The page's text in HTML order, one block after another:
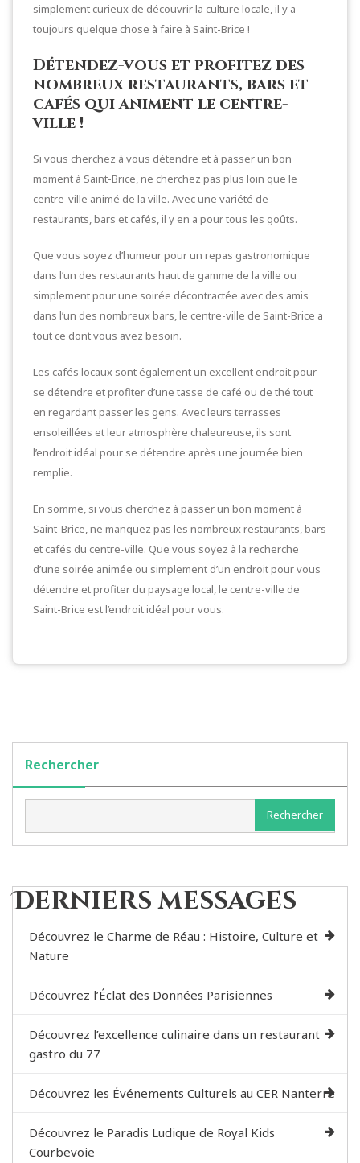
simplement curieux de découvrir la culture locale, il y a
toujours quelque chose à faire à Saint-Brice !
Détendez-vous et profitez des
nombreux restaurants, bars et
cafés qui animent le centre-
ville !
Si vous cherchez à vous détendre et à passer un bon
moment à Saint-Brice, ne cherchez pas plus loin que le
centre-ville animé de la ville. Avec une variété de
restaurants, bars et cafés, il y en a pour tous les goûts.
Que vous soyez d’humeur pour un repas gastronomique
dans l’un des restaurants haut de gamme de la ville ou
simplement pour une soirée décontractée avec des amis
dans l’un des nombreux bars, le centre-ville de Saint-Brice a
tout ce dont vous avez besoin.
Les cafés locaux sont également un excellent endroit pour
se détendre et profiter d’une tasse de café ou de thé tout
en regardant passer les gens. Avec leurs terrasses
ensoleillées et leur atmosphère chaleureuse, ils sont
l’endroit idéal pour se détendre après une journée bien
remplie.
En somme, si vous cherchez à passer un bon moment à
Saint-Brice, ne manquez pas les nombreux restaurants, bars
et cafés du centre-ville. Que vous soyez à la recherche
d’une soirée animée ou simplement d’un endroit pour vous
détendre et profiter du paysage local, le centre-ville de
Saint-Brice est l’endroit idéal pour vous.
Rechercher
Rechercher
Derniers messages
Découvrez le Charme de Réau : Histoire, Culture et
Nature
Découvrez l’Éclat des Données Parisiennes
Découvrez l’excellence culinaire dans un restaurant
gastro du 77
Découvrez les Événements Culturels au CER Nanterre
Découvrez le Paradis Ludique de Royal Kids
Courbevoie